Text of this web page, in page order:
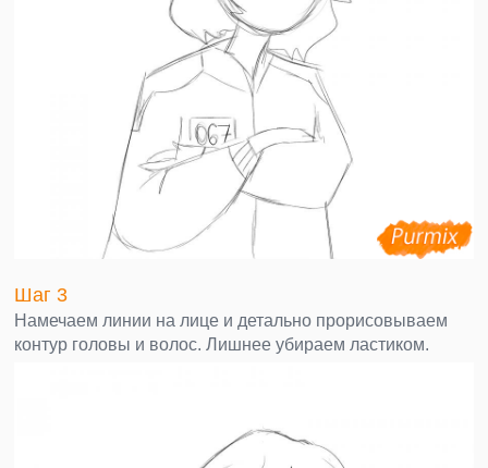
Шаг 3
Намечаем линии на лице и детально прорисовываем
контур головы и волос. Лишнее убираем ластиком.